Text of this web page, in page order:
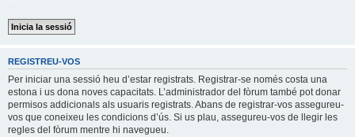
REGISTREU-VOS
Per iniciar una sessió heu d’estar registrats. Registrar-se només costa una
estona i us dona noves capacitats. L’administrador del fòrum també pot donar
permisos addicionals als usuaris registrats. Abans de registrar-vos assegureu-
vos que coneixeu les condicions d’ús. Si us plau, assegureu-vos de llegir les
regles del fòrum mentre hi navegueu.